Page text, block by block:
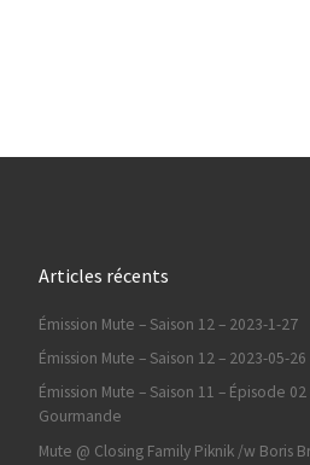
Articles récents
Émission Mute – Saison 12 – 2023-1-27
Émission Mute – Saison 12 – 2023-05-26
Émission Mute – Saison 11 – Épisode 02
Gourmande
Mute @ Closing Family Piknik /w Boris